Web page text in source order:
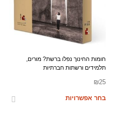
חומות החינוך נפלו ברשת? מורים,
תלמידים ורשתות חברתיות
₪25
בחר אפשרויות